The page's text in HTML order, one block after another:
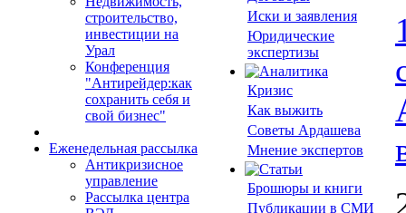
строительство,
инвестиции на
Урал
Конференция
"Антирейдер:как
сохранить себя и
свой бизнес"
Еженедельная рассылка
Антикризисное
управление
Рассылка центра
Иски и заявления
Юридические
экспертизы
Кризис
Как выжить
Советы Ардашева
Мнение экспертов
Брошюры и книги
Публикации в СМИ